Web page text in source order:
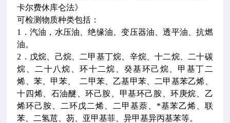
卡尔费休库仑法》
可检测物质种类包括：
1．汽油，水压油、绝缘油、变压器油、透平油、抗燃
油。
2．戊烷、己烷、二甲基丁烷、辛烷、十二烷、二十碳
烷、二十八烷、环十二烷、癸基环己烷、甲基丁二
烯、苯、甲苯、 二甲苯、乙基甲苯、二甲基苯乙烯、
十四烯、石油醚、环己胺、甲基环己胺、环庚烷、乙
烯环己胺、二环戊二烯、二甲基萘、*基苯乙烯、联
苯、二氢苊、芴、亚甲基菲、异甲基异丙基苯等。